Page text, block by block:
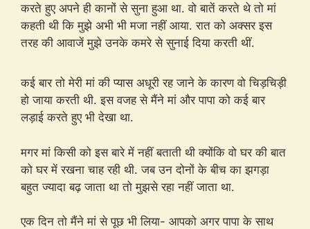
करते हुए अपने ही कानों से सुना हुआ था. वो बातें करते थे तो मां
कहती थी कि मुझे अभी भी मजा नहीं आया. रात को अक्सर इस
तरह की आवाजें मुझे उनके कमरे से सुनाई दिया करती थीं.
stripchat.com
कई बार तो मेरी मां की प्यास अधूरी रह जाने के कारण वो चिड़चिड़ी
हो जाया करती थी. इस वजह से मैंने मां और पापा को कई बार
लड़ाई करते हुए भी देखा था.
मगर मां किसी को इस बारे में नहीं बताती थी क्योंकि वो घर की बात
को घर में रखना चाह रही थी. जब उन दोनों के बीच का झगड़ा
बहुत ज्यादा बढ़ जाता था तो मुझसे रहा नहीं जाता था.
एक दिन तो मैंने मां से पूछ भी लिया- आपको अगर पापा के साथ